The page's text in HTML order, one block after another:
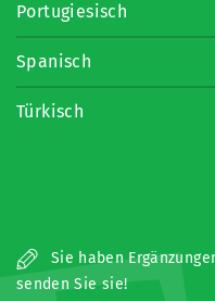
Portugiesisch
Spanisch
Türkisch
Sie haben
senden Sie sie!